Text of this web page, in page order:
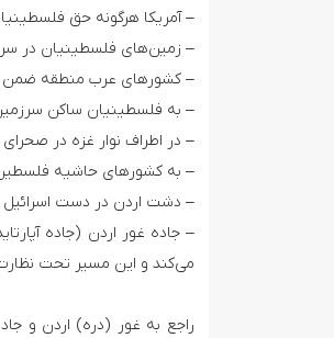
– آمریکا هرگونه حق
– زمین‌های فلسطینیان در سرزمین‌های سال ۱۹۴۸ از آنها گرفته می‌شود و به جای
– کشورهای عرب منطقه ضمن
– به فلسطینیان ساکن
– در اطراف نوار غزه در
– به کشورهای حاشیه فلسطین
– دشت اردن در دست اسرائیل
– جاده غور اردن (جاده
می‌کند و این مسیر تحت
راجع به غور (دره) اردن و